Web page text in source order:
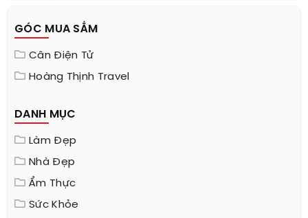
GÓC MUA SẮM
Cân Điện Tử
Hoàng Thịnh Travel
DANH MỤC
Làm Đẹp
Nhà Đẹp
Ẩm Thực
Sức Khỏe